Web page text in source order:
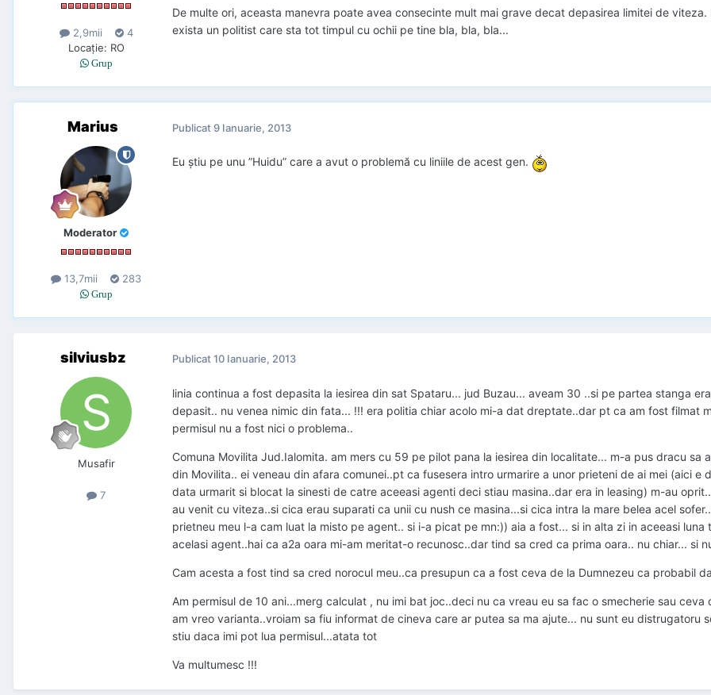
2,9mii
4
Locaţie: RO
Grup
De multe ori, aceasta manevra poate avea consecinte mult mai grave decat depasirea limitei de
exista un politist care sta tot timpul cu ochii pe tine bla, bla, bla...
Marius
Moderator
13,7mii 283
Grup
Publicat9 Ianuarie, 2013
Eu știu pe unu ”Huidu” care a avut o problemă cu liniile de acest gen.
silviusbz
Musafir
7
Publicat10 Ianuarie, 2013
linia continua a fost depasita la iesirea din sat Spataru... jud Buzau... aveam 30 ..si pe partea stanga
depasit.. nu venea nimic din fata... !!! era politia chiar acolo mi-a dat dreptate..dar pt ca am fost filmat
permisul nu a fost nici o problema..
Comuna Movilita Jud.Ialomita. am mers cu 59 pe pilot pana la iesirea din localitate... m-a pus dracu
din Movilita.. ei veneau din afara comunei..pt ca fusesera intro urmarire a unor prieteni de ai mei (aici
data urmarit si blocat la sinesti de catre aceeasi agenti deci stiau masina..dar era in leasing) m-au
au venit cu viteza..si cica erau suparati ca unii cu nush ce masina...si cica intra la mare belea acel
prietneu meu l-a cam luat la misto pe agent.. si i-a picat pe mn:)) aia a fost... si in alta zi in aceeasi
acelasi agent..hai ca a2a oara mi-am meritat-o recunosc..dar tind sa cred ca prima oara.. nu chiar... si
Cam acesta a fost tind sa cred norocul meu..ca presupun ca a fost ceva de la Dumnezeu ca probabil
Am permisul de 10 ani...merg calculat , nu imi bat joc..deci nu ca vreau eu sa fac o smecherie sau
am vreo varianta..vroiam sa fiu informat de cineva care ar putea sa ma ajute... nu sunt eu distrugatoru
stiu daca imi pot lua permisul...atata tot
Va multumesc !!!